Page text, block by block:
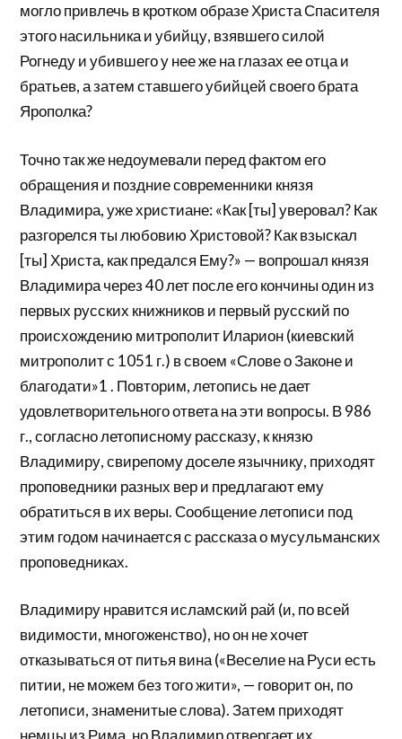
могло привлечь в кротком образе Христа Спасителя
этого насильника и убийцу, взявшего силой
Рогнеду и убившего у нее же на глазах ее отца и
братьев, а затем ставшего убийцей своего брата
Ярополка?
Точно так же недоумевали перед фактом его
обращения и поздние современники князя
Владимира, уже христиане: «Как [ты] уверовал? Как
разгорелся ты любовию Христовой? Как взыскал
[ты] Христа, как предался Ему?» — вопрошал князя
Владимира через 40 лет после его кончины один из
первых русских книжников и первый русский по
происхождению митрополит Иларион (киевский
митрополит с 1051 г.) в своем «Слове о Законе и
благодати»1 . Повторим, летопись не дает
удовлетворительного ответа на эти вопросы. В 986
г., согласно летописному рассказу, к князю
Владимиру, свирепому доселе язычнику, приходят
проповедники разных вер и предлагают ему
обратиться в их веры. Сообщение летописи под
этим годом начинается с рассказа о мусульманских
проповедниках.
Владимиру нравится исламский рай (и, по всей
видимости, многоженство), но он не хочет
отказываться от питья вина («Веселие на Руси есть
питии, не можем без того жити», — говорит он, по
летописи, знаменитые слова). Затем приходят